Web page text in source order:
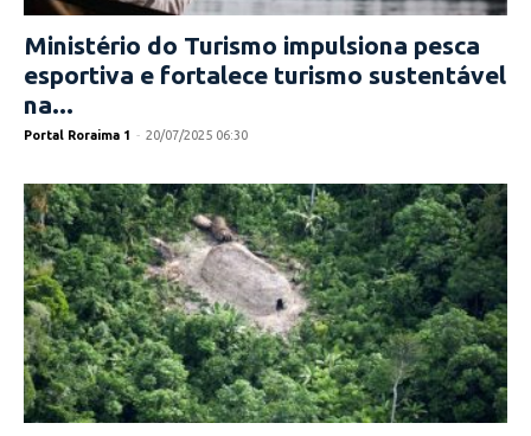
Ministério do Turismo impulsiona pesca
esportiva e fortalece turismo sustentável
na...
Portal Roraima 1 - 20/07/2025 06:30